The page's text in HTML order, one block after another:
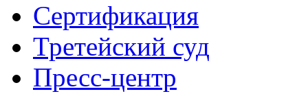
Сертификация
Третейский суд
Пресс-центр